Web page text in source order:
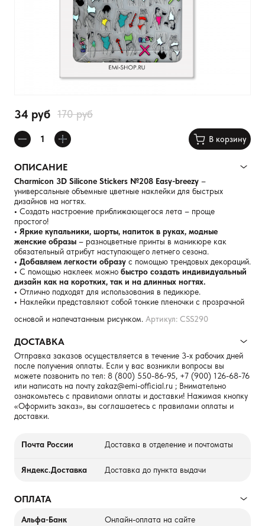
34 руб 170 руб
В корзину
ОПИСАНИЕ
Charmicon 3D Silicone Stickers №208 Easy-breezy –
универсальные объемные цветные наклейки для быстрых
дизайнов на ногтях.
• Создать настроение приближающегося лета – проще
простого!
• Яркие купальники, шорты, напиток в руках, модные
женские образы – разноцветные принты в маникюре как
обязательный атрибут наступающего летнего сезона.
• Добавляем легкости образу с помощью трендовых декораций.
• С помощью наклеек можно быстро создать индивидуальный
дизайн как на коротких, так и на длинных ногтях.
• Отлично подходят для использования в педикюре.
• Наклейки представляют собой тонкие пленочки с прозрачной
основой и напечатанным рисунком. Артикул: CSS290
ДОСТАВКА
Отправка заказов осуществляется в течение 3-х рабочих дней
после получения оплаты. Если у вас возникли вопросы вы
можете позвонить по тел: 8 (800) 550-86-95, +7 (900) 126-68-76
или написать на почту zakaz@emi-official.ru ; Внимательно
ознакомьтесь с правилами оплаты и доставки! Нажимая кнопку
«Оформить заказ», вы соглашаетесь с правилами оплаты и
доставки.
Почта России Доставка в отделение и почтоматы
Яндекс.Доставка Доставка до пункта выдачи
ОПЛАТА
Альфа-Банк Онлайн-оплата на сайте